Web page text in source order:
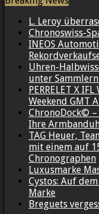
L. Leroy
Chronoswiss-
INEOS
Uhren-
unter
PERRELET X
Weekend GMT
ChronoDock©
Ihre
TAG Heuer,
mit einem auf
Chronographen
Luxusmarke
Cystos: Auf
Marke
Breguets